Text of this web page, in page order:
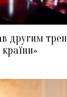
другим